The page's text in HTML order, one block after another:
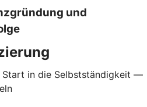
und
Start in die Selbstständigkeit —